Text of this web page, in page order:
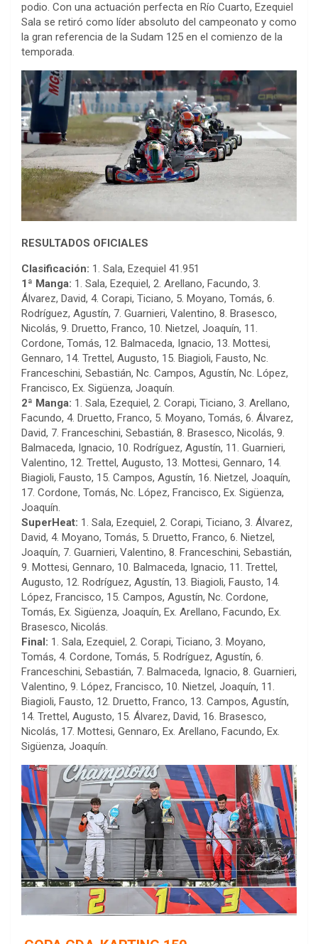
podio. Con una actuación perfecta en Río Cuarto, Ezequiel
Sala se retiró como líder absoluto del campeonato y como
la gran referencia de la Sudam 125 en el comienzo de la
temporada.
RESULTADOS OFICIALES
Clasificación: 1. Sala, Ezequiel 41.951
1ª Manga: 1. Sala, Ezequiel, 2. Arellano, Facundo, 3.
Álvarez, David, 4. Corapi, Ticiano, 5. Moyano, Tomás, 6.
Rodríguez, Agustín, 7. Guarnieri, Valentino, 8. Brasesco,
Nicolás, 9. Druetto, Franco, 10. Nietzel, Joaquín, 11.
Cordone, Tomás, 12. Balmaceda, Ignacio, 13. Mottesi,
Gennaro, 14. Trettel, Augusto, 15. Biagioli, Fausto, Nc.
Franceschini, Sebastián, Nc. Campos, Agustín, Nc. López,
Francisco, Ex. Sigüenza, Joaquín.
2ª Manga: 1. Sala, Ezequiel, 2. Corapi, Ticiano, 3. Arellano,
Facundo, 4. Druetto, Franco, 5. Moyano, Tomás, 6. Álvarez,
David, 7. Franceschini, Sebastián, 8. Brasesco, Nicolás, 9.
Balmaceda, Ignacio, 10. Rodríguez, Agustín, 11. Guarnieri,
Valentino, 12. Trettel, Augusto, 13. Mottesi, Gennaro, 14.
Biagioli, Fausto, 15. Campos, Agustín, 16. Nietzel, Joaquín,
17. Cordone, Tomás, Nc. López, Francisco, Ex. Sigüenza,
Joaquín.
SuperHeat: 1. Sala, Ezequiel, 2. Corapi, Ticiano, 3. Álvarez,
David, 4. Moyano, Tomás, 5. Druetto, Franco, 6. Nietzel,
Joaquín, 7. Guarnieri, Valentino, 8. Franceschini, Sebastián,
9. Mottesi, Gennaro, 10. Balmaceda, Ignacio, 11. Trettel,
Augusto, 12. Rodríguez, Agustín, 13. Biagioli, Fausto, 14.
López, Francisco, 15. Campos, Agustín, Nc. Cordone,
Tomás, Ex. Sigüenza, Joaquín, Ex. Arellano, Facundo, Ex.
Brasesco, Nicolás.
Final: 1. Sala, Ezequiel, 2. Corapi, Ticiano, 3. Moyano,
Tomás, 4. Cordone, Tomás, 5. Rodríguez, Agustín, 6.
Franceschini, Sebastián, 7. Balmaceda, Ignacio, 8. Guarnieri,
Valentino, 9. López, Francisco, 10. Nietzel, Joaquín, 11.
Biagioli, Fausto, 12. Druetto, Franco, 13. Campos, Agustín,
14. Trettel, Augusto, 15. Álvarez, David, 16. Brasesco,
Nicolás, 17. Mottesi, Gennaro, Ex. Arellano, Facundo, Ex.
Sigüenza, Joaquín.